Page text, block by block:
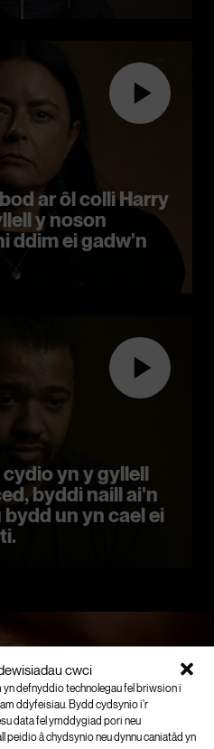
cwci
defnyddio technolegau fel briwsion i
ddyfeisiau. Bydd cydsynio i'r
data fel ymddygiad pori neu
peidio â chydsynio neu dynnu caniatâd yn
ar ôl colli Harry
y noson
ddim ei gadw'n
yn y gyllell
byddi naill ai'n
un yn cael ei